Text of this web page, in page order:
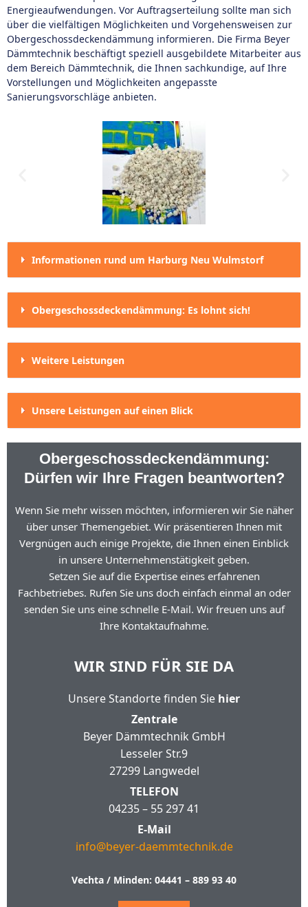
Energieaufwendungen. Vor Auftragserteilung sollte man sich
über die vielfältigen Möglichkeiten und Vorgehensweisen zur
Obergeschossdeckendämmung informieren. Die Firma Beyer
Dämmtechnik beschäftigt speziell ausgebildete Mitarbeiter aus
dem Bereich Dämmtechnik, die Ihnen sachkundige, auf Ihre
Vorstellungen und Möglichkeiten angepasste
Sanierungsvorschläge anbieten.
Informationen rund um Harburg Neu Wulmstorf
Obergeschossdeckendämmung: Es lohnt sich!
Weitere Leistungen
Unsere Leistungen auf einen Blick
Obergeschossdeckendämmung:
Dürfen wir Ihre Fragen beantworten?
Wenn Sie mehr wissen möchten, informieren wir Sie näher
über unser Themengebiet. Wir präsentieren Ihnen mit
Vergnügen auch einige Projekte, die Ihnen einen Einblick
in unsere Unternehmenstätigkeit geben.
Setzen Sie auf die Expertise eines erfahrenen
Fachbetriebes. Rufen Sie uns doch einfach einmal an oder
senden Sie uns eine schnelle E-Mail. Wir freuen uns auf
Ihre Kontaktaufnahme.
WIR SIND FÜR SIE DA
Unsere Standorte finden Sie hier
Zentrale
Beyer Dämmtechnik GmbH
Lesseler Str.9
27299 Langwedel
TELEFON
04235 – 55 297 41
E-Mail
info@beyer-daemmtechnik.de
Vechta / Minden: 04441 – 889 93 40